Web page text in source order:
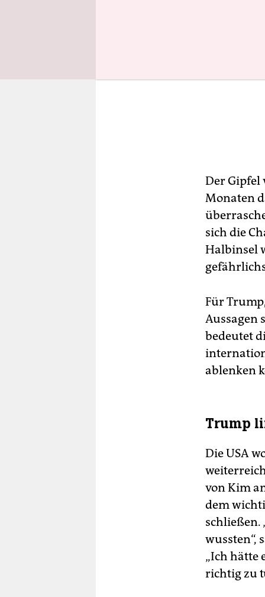
Der Gipfel
Monaten
sich die
Halbinsel
Für
Aussagen
bedeutet
ablenken
Trump
Die USA
von Kim
dem
schließen.
wussten“,
„Ich hätte
richtig zu